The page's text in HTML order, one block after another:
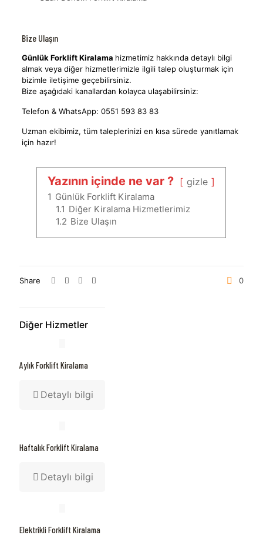
Bize Ulaşın
Günlük Forklift Kiralama hizmetimiz hakkında detaylı bilgi
almak veya diğer hizmetlerimizle ilgili talep oluşturmak için
bizimle iletişime geçebilirsiniz.
Bize aşağıdaki kanallardan kolayca ulaşabilirsiniz:
Telefon & WhatsApp: 0551 593 83 83
Uzman ekibimiz, tüm taleplerinizi en kısa sürede yanıtlamak
için hazır!
Yazının içinde ne var ? gizle
1 Günlük Forklift Kiralama
1.1 Diğer Kiralama Hizmetlerimiz
1.2 Bize Ulaşın
Share 0
Diğer Hizmetler
Aylık Forklift Kiralama
Detaylı bilgi
Haftalık Forklift Kiralama
Detaylı bilgi
Elektrikli Forklift Kiralama